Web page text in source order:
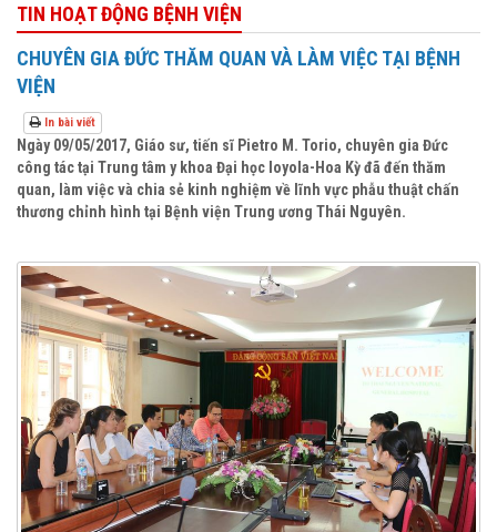
TIN HOẠT ĐỘNG BỆNH VIỆN
CHUYÊN GIA ĐỨC THĂM QUAN VÀ LÀM VIỆC TẠI BỆNH
VIỆN
In bài viết
Ngày 09/05/2017, Giáo sư, tiến sĩ Pietro M. Torio, chuyên gia Đức
công tác tại Trung tâm y khoa Đại học Ioyola-Hoa Kỳ đã đến thăm
quan, làm việc và chia sẻ kinh nghiệm về lĩnh vực phẫu thuật chấn
thương chỉnh hình tại Bệnh viện Trung ương Thái Nguyên.